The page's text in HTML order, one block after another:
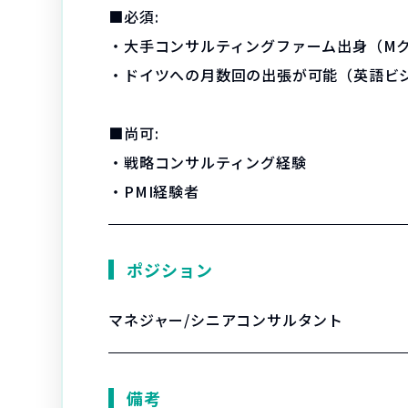
■必須:
・大手コンサルティングファーム出身（Mク
・ドイツへの月数回の出張が可能（英語ビ
■尚可:
・戦略コンサルティング経験
・PMI経験者
ポジション
マネジャー/シニアコンサルタント
備考